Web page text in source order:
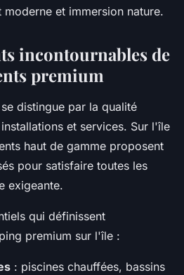
et immersion nature.
incontournables de
premium
se distingue par la qualité
et services. Sur l'île
haut de gamme proposent
pour satisfaire toutes les
exigeante.
qui définissent
premium sur l'île :
: piscines chauffées, bassins